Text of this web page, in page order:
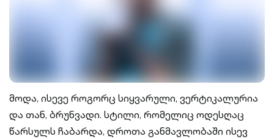
მოდა, ისევე როგორც სიყვარული, ვერტიკალურია
და თან, ბრუნვადი. სტილი, რომელიც ოდესღაც
წარსულს ჩაბარდა, დროთა განმავლობაში ისევ